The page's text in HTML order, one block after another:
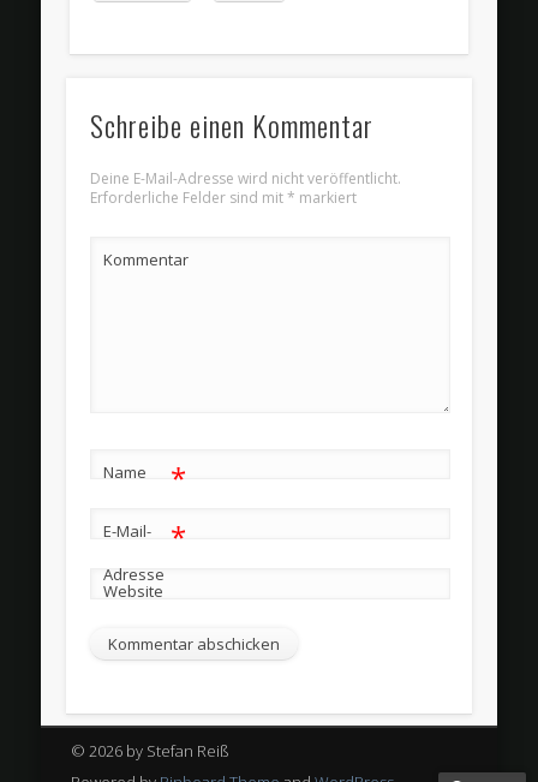
Schreibe einen Kommentar
Deine E-Mail-Adresse wird nicht veröffentlicht.
Erforderliche Felder sind mit* markiert
Kommentar
Name *
E-Mail-
Adresse
*
Website
© 2026 by Stefan Reiß